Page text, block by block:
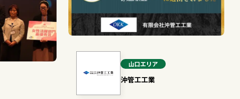
山口エリア
沖管工工業